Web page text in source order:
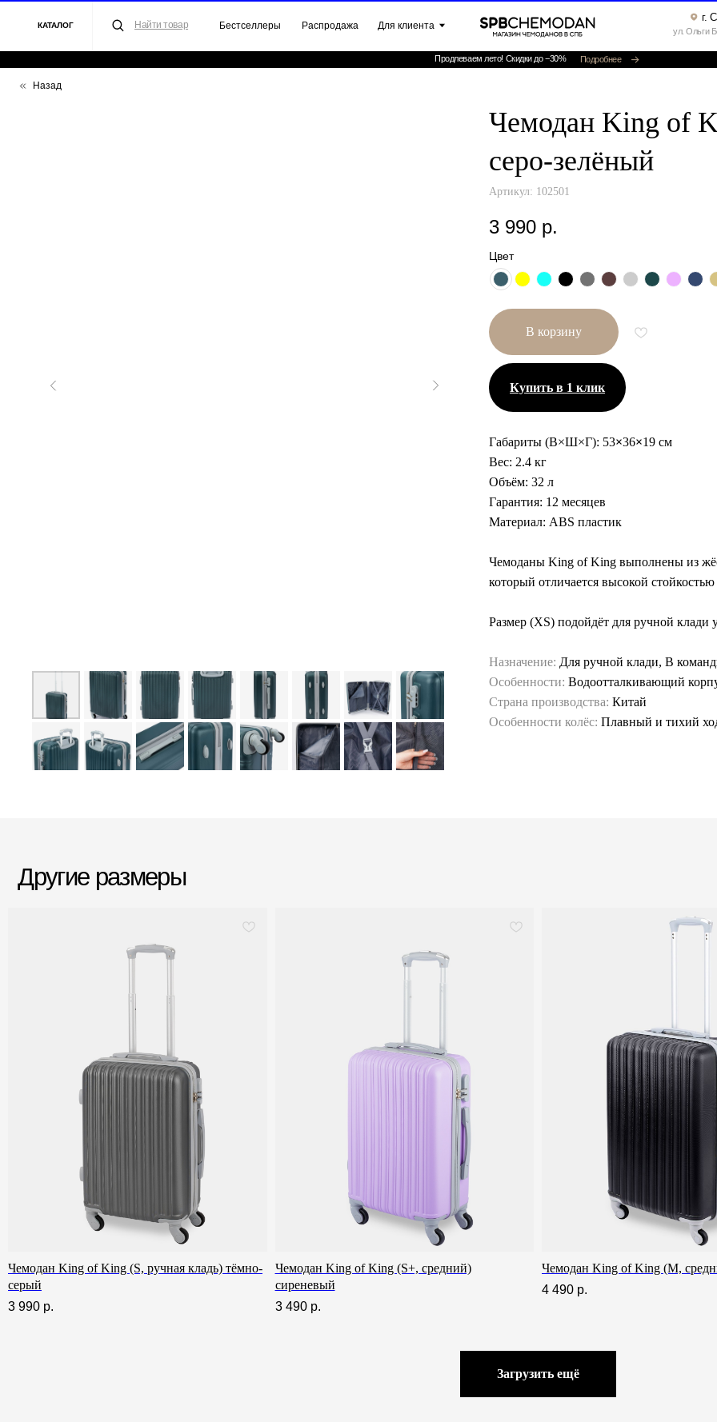
КАТАЛОГ Бестселлеры Распродажа Для клиента
ул. Ольги Берггольц, 35а, офис
Найти товар
г. Санкт-Петербург ▸
Подробнее
Продлеваем лето! Скидки до −30%
Чемодан King of
серо-зелёный
Артикул: 102501
3 990 р.
Цвет
В корзину
Купить в 1 клик
Габариты (В×Ш×Г): 53×36×19 см
Вес: 2.4 кг
Объём: 32 л
Гарантия: 12 месяцев
Материал: ABS пластик
Чемоданы King of King выполнены из
который отличается высокой
Размер (XS) подойдёт для ручной клади
Назначение: Для ручной клади, В
Особенности: Водоотталкивающий
Страна производства: Китай
Особенности колёс: Плавный и тихий
Чемодан King of King (S, ручная кладь) тёмно-
серый
3 990 р.
Чемодан King of King (S+, средний)
сиреневый
3 490 р.
Чемодан King of King (M,
4 490 р.
Загрузить ещё